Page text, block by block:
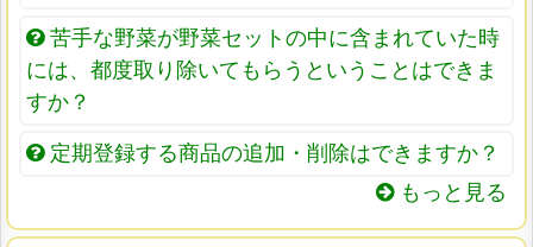
苦手な野菜が野菜セットの中に含まれていた時
には、都度取り除いてもらうということはできま
すか？
定期登録する商品の追加・削除はできますか？
もっと見る